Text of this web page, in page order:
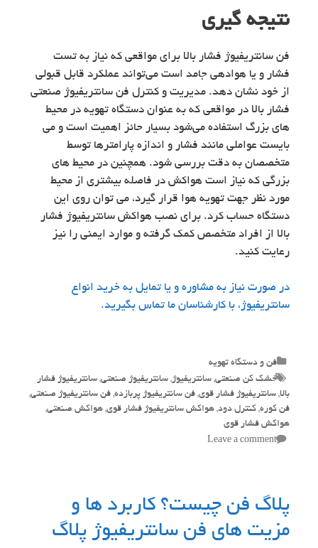
نتیجه گیری
فن سانتریفیوژ فشار بالا برای مواقعی که نیاز به تست
فشار و یا هوادهی جامد است می‌تواند عملکرد قابل قبولی
از خود نشان دهد. مدیریت و کنترل فن سانتریفیوژ صنعتی
فشار بالا در مواقعی که به عنوان دستگاه تهویه در محیط
های بزرگ استفاده می‌شود بسیار حائز اهمیت است و می
بایست عواملی مانند فشار و اندازه پارامترها توسط
متخصصان به دقت بررسی شود. همچنین در محیط های
بزرگی که نیاز است هواکش در فاصله بیشتری از محیط
مورد نظر جهت تهویه هوا قرار گیرد، می توان روی این
دستگاه حساب کرد. برای نصب هواکش سانتریفیوژ فشار
بالا از افراد متخصص کمک گرفته و موارد ایمنی را نیز
رعایت کنید.
در صورت نیاز به مشاوره و یا تمایل به خرید انواع
سانتریفیوژ، با کارشناسان ما تماس بگیرید.
Categories
فن و دستگاه تهویه
Tags
خشک کن صنعتی, سانتریفیوژ, سانتریفیوژ صنعتی, سانتریفیوژ فشار
بالا, سانتریفیوژ فشار قوی, فن سانتریفیوژ پربازده, فن سانتریفیوژ صنعتی,
فن کوره, کنترل دود, هواکش سانتریفیوژ فشار قوی, هواکش صنعتی,
هواکش فشار قوی
Leave a comment
پلاگ فن چیست؟ کاربرد ها و
مزیت های فن سانتریفیوژ پلاگ